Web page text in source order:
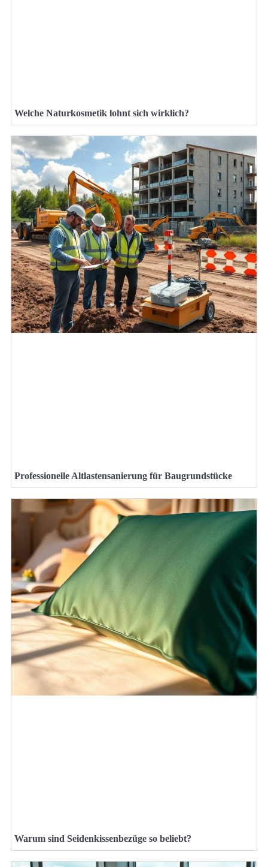
Welche Naturkosmetik lohnt sich wirklich?
Professionelle Altlastensanierung für Baugrundstücke
Warum sind Seidenkissenbezüge so beliebt?